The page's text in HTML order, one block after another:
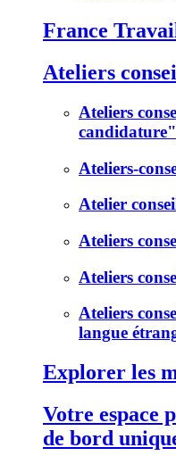
France
Ateliers
Ateliers
candidature"
Ateliers-
Atelier
Ateliers
Ateliers
Ateliers
langue
Explorer les
Votre espace
de bord